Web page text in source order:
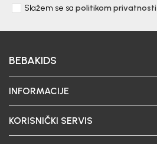
Slažem se sa politikom privatnosti
BEBAKIDS
INFORMACIJE
KORISNIČKI SERVIS